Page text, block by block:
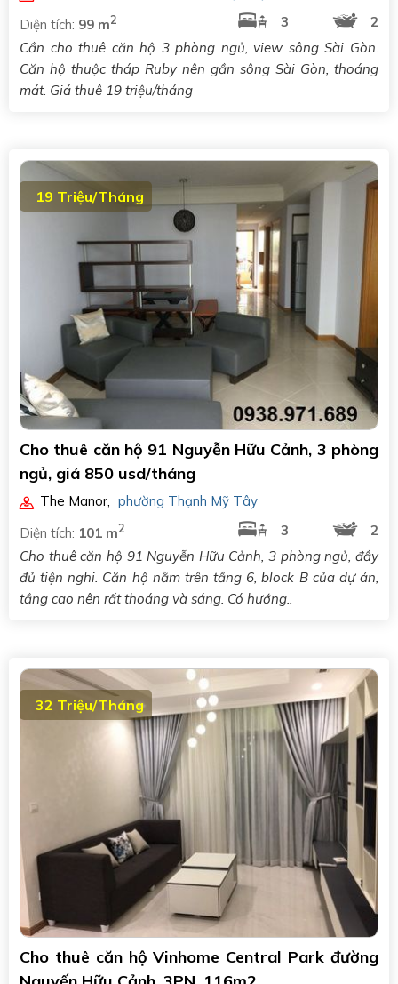
Diện tích: 99 m2 3
2
Cần cho thuê căn hộ 3 phòng ngủ, view sông Sài Gòn.
Căn hộ thuộc tháp Ruby nên gần sông Sài Gòn, thoáng
mát. Giá thuê 19 triệu/tháng
19 Triệu/Tháng
Cho thuê căn hộ 91 Nguyễn Hữu Cảnh, 3 phòng
ngủ, giá 850 usd/tháng
The Manor
phường Thạnh Mỹ Tây
Diện tích: 101 m2 3
2
Cho thuê căn hộ 91 Nguyễn Hữu Cảnh, 3 phòng ngủ, đầy
đủ tiện nghi. Căn hộ nằm trên tầng 6, block B của dự án,
tầng cao nên rất thoáng và sáng. Có hướng..
32 Triệu/Tháng
Cho thuê căn hộ Vinhome Central Park đường